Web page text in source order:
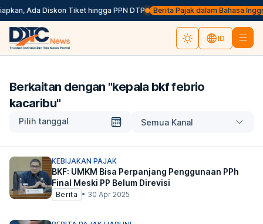
Ada Diskon Tiket hingga PPN DTP Berita Pajak dalam Bahasa
ID
Berkaitan dengan "kepala bkf febrio
kacaribu"
Pilih tanggal Semua Kanal
KEBIJAKAN PAJAK
BKF: UMKM Bisa Perpanjang Penggunaan PPh
Final Meski PP Belum Direvisi
Berita • 30 Apr 2025